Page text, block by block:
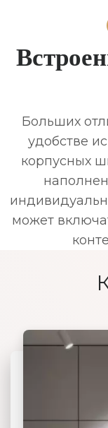
Больших
удобстве
корпусных
может